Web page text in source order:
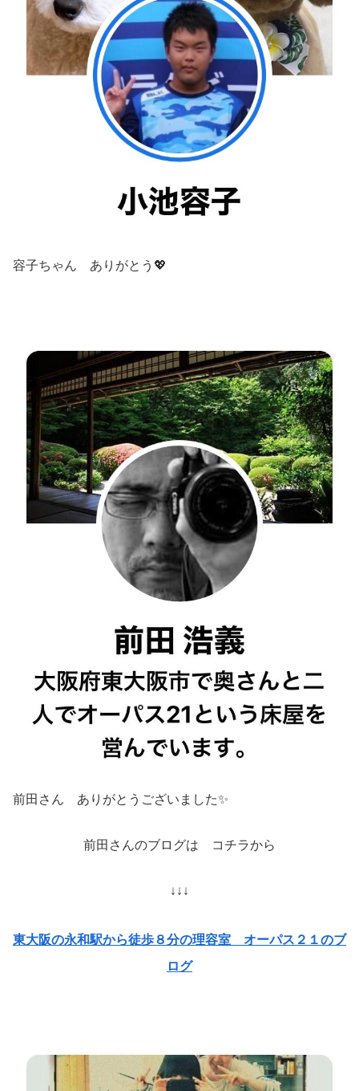
容子ちゃん ありがとう💖
前田さん ありがとうございました✨
前田さんのブログは コチラから
↓↓↓
東大阪の永和駅から徒歩８分の理容室 オーパス２１のブ
ログ